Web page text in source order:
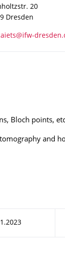
20
Dresden
Bloch points,
and